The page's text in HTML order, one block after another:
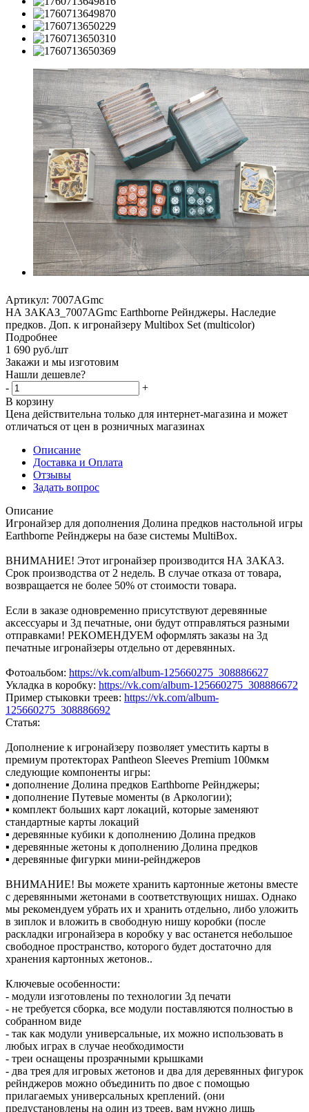
Артикул: 7007AGmc
НА ЗАКАЗ_7007AGmc Earthborne Рейнджеры. Наследие
предков. Доп. к игронайзеру Multibox Set (multicolor)
Подробнее
1 690 руб./шт
Закажи и мы изготовим
Нашли дешевле?
-
+
В корзину
Цена действительна только для интернет-магазина и может
отличаться от цен в розничных магазинах
Описание
Доставка и Оплата
Отзывы
Задать вопрос
Описание
Игронайзер для дополнения Долина предков настольной игры
Earthborne Рейнджеры на базе системы MultiBox.
ВНИМАНИЕ! Этот игронайзер производится НА ЗАКАЗ.
Срок производства от 2 недель. В случае отказа от товара,
возвращается не более 50% от стоимости товара.
Если в заказе одновременно присутствуют деревянные
аксессуары и 3д печатные, они будут отправляться разными
отправками! РЕКОМЕНДУЕМ оформлять заказы на 3д
печатные игронайзеры отдельно от деревянных.
Фотоальбом: https://vk.com/album-125660275_308886627
Укладка в коробку: https://vk.com/album-125660275_308886672
Пример стыковки треев: https://vk.com/album-
125660275_308886692
Статья:
Дополнение к игронайзеру позволяет уместить карты в
премиум протекторах Pantheon Sleeves Premium 100мкм
следующие компоненты игры:
▪ дополнение Долина предков Earthborne Рейнджеры;
▪ дополнение Путевые моменты (в Аркологии);
▪ комплект больших карт локаций, которые заменяют
стандартные карты локаций
▪ деревянные кубики к дополнению Долина предков
▪ деревянные жетоны к дополнению Долина предков
▪ деревянные фигурки мини-рейнджеров
ВНИМАНИЕ! Вы можете хранить картонные жетоны вместе
с деревянными жетонами в соответствующих нишах. Однако
мы рекомендуем убрать их и хранить отдельно, либо уложить
в зиплок и вложить в свободную нишу коробки (после
раскладки игронайзера в коробку у вас останется небольшое
свободное пространство, которого будет достаточно для
хранения картонных жетонов..
Ключевые особенности:
- модули изготовлены по технологии 3д печати
- не требуется сборка, все модули поставляются полностью в
собранном виде
- так как модули универсальные, их можно использовать в
любых играх в случае необходимости
- треи оснащены прозрачными крышками
- два трея для игровых жетонов и два для деревянных фигурок
рейнджеров можно объединить по двое с помощью
прилагаемых универсальных креплений. (они
предустановлены на один из треев, вам нужно лишь